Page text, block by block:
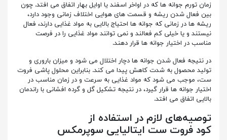
زمان تورم جوانه ها که در اواخر اسفند یا اوایل بهار اتفاق می افتد. چون
بین فعال شدن ریشه و قسمت های هوایی اختلاف زمانی وجود دارد،
ریشه ها در زمانی که جوانه ها احتیاج بالایی به مواد غذایی دارند، فعال
نیستند و یا خیلی کم فعالند و نمی توانند مواد غذایی را در فرصت
مناسب در اختیار جوانه ها قرار دهند.
در نتیجه فعال شدن جوانه ها دچار اختلال می شود و میزان باروری و
تولید محصول به شدت کاهش پیدا می کند. بنابراین محلول پاشی فروت
ست، موجب می شود که مواد غذایی به سرعت و در زمان مناسب در
اختیار جوانه ها قرار گیرد، در نتیجه تشکیل گل و گرده افشانی با راندمان
بالایی اتفاق می افتد.
توصیه‌های لازم در استفاده از
کود فروت ست ایتالیایی سوپرمکس